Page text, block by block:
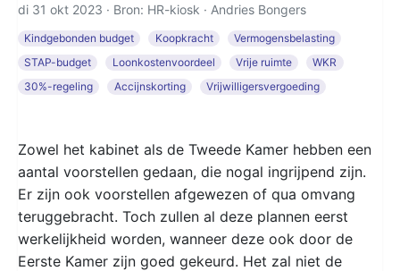
di 31 okt 2023 · Bron: HR-kiosk · Andries Bongers
Kindgebonden budget Koopkracht
Vermogensbelasting
STAP-budget
Loonkostenvoordeel Vrije ruimte
WKR
30%-regeling
Accijnskorting Vrijwilligersvergoeding
Zowel het kabinet als de Tweede Kamer hebben een
aantal voorstellen gedaan, die nogal ingrijpend zijn.
Er zijn ook voorstellen afgewezen of qua omvang
teruggebracht. Toch zullen al deze plannen eerst
werkelijkheid worden, wanneer deze ook door de
Eerste Kamer zijn goed gekeurd. Het zal niet de